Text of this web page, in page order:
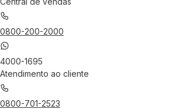
0800-200-2000
4000-1695
Atendimento ao cliente
0800-701-2523